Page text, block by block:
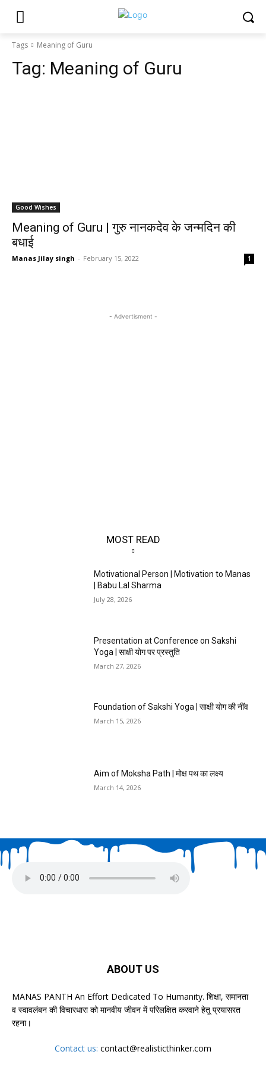
Tags Meaning of Guru
Tag: Meaning of Guru
Good Wishes
Meaning of Guru | गुरु नानकदेव के जन्मदिन की
बधाई
Manas Jilay singh - February 15, 2022 1
- Advertisment -
MOST READ
Motivational Person | Motivation to Manas
| Babu Lal Sharma
July 28, 2026
Presentation at Conference on Sakshi
Yoga | साक्षी योग पर प्रस्तुति
March 27, 2026
Foundation of Sakshi Yoga | साक्षी योग की नींव
March 15, 2026
Aim of Moksha Path | मोक्ष पथ का लक्ष्य
March 14, 2026
ABOUT US
MANAS PANTH An Effort Dedicated To Humanity. शिक्षा, समानता
व स्वावलंबन की विचारधारा को मानवीय जीवन में परिलक्षित करवाने हेतू प्रयासरत
रहना।
Contact us: contact@realisticthinker.com